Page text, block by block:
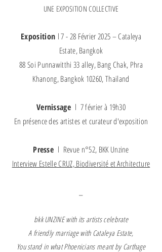
UNE EXPOSITION COLLECTIVE
Exposition l 7 - 28 Février 2025 – Cataleya
Estate, Bangkok
88 Soi Punnawitthi 33 alley, Bang Chak, Phra
Khanong, Bangkok 10260, Thailand
Vernissage l 7 février à 19h30
En présence des artistes et curateur d'exposition
Presse l Revue n°52, BKK Unzine
Interview Estelle CRUZ, Biodiversité et Architecture
bkk UNZINE with its artists celebrate
A friendly marriage with Cataleya Estate,
You stand in what Phoenicians meant by Carthage